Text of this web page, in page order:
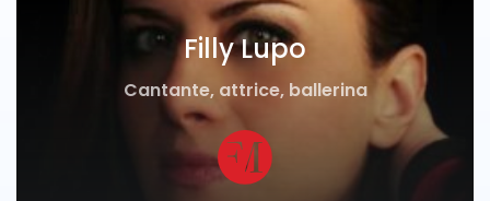
Filly Lupo
Cantante, attrice, ballerina